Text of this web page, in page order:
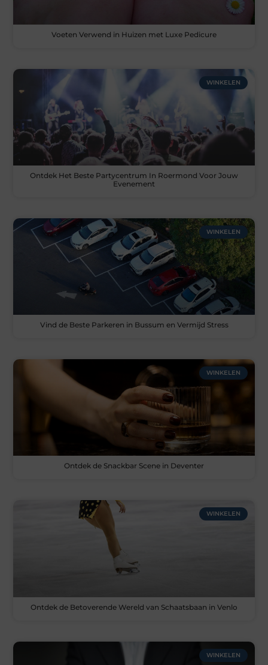
Voeten Verwend in Huizen met Luxe Pedicure
WINKELEN
Ontdek Het Beste Partycentrum In Roermond Voor Jouw
Evenement
WINKELEN
Vind de Beste Parkeren in Bussum en Vermijd Stress
WINKELEN
Ontdek de Snackbar Scene in Deventer
WINKELEN
Ontdek de Betoverende Wereld van Schaatsbaan in Venlo
WINKELEN